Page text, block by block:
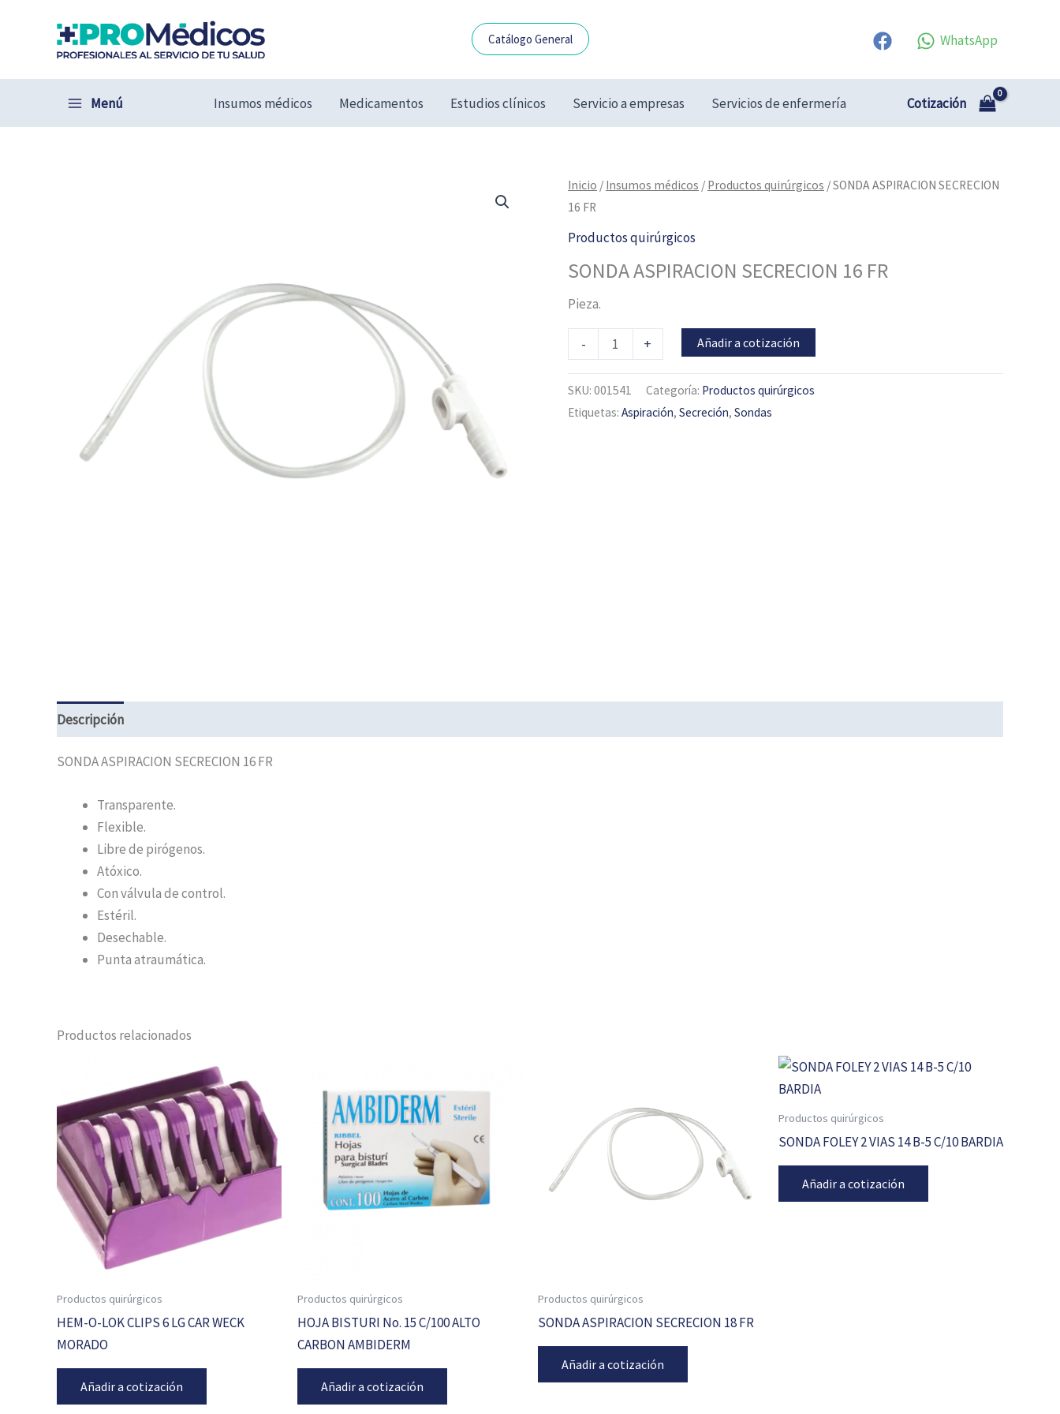
contenido
Catálogo General WhatsApp
Menú Insumos médicos Medicamentos Estudios clínicos Servicio a empresas Servicios de enfermería Cotización
Inicio / Insumos médicos / Productos quirúrgicos / SONDA ASPIRACION SECRECION
16 FR
Productos quirúrgicos
SONDA ASPIRACION SECRECION 16 FR
Pieza.
-
SONDA
ASPIRACION
SECRECION
FR
cantidad
+ Añadir a cotización
SKU: 001541 Categoría: Productos quirúrgicos
Etiquetas: Aspiración, Secreción, Sondas
Descripción
SONDA ASPIRACION SECRECION 16 FR
Transparente.
Flexible.
Libre de pirógenos.
Atóxico.
Con válvula de control.
Estéril.
Desechable.
Punta atraumática.
Productos relacionados
Productos quirúrgicos
HEM-O-LOK CLIPS 6 LG CAR WECK
MORADO
Añadir a cotización
Productos quirúrgicos
HOJA BISTURI No. 15 C/100 ALTO
CARBON AMBIDERM
Añadir a cotización
Productos quirúrgicos
SONDA ASPIRACION SECRECION 18 FR
Añadir a cotización
Productos quirúrgicos
SONDA FOLEY 2 VIAS 14 B-5 C/10 BARDIA
Añadir a cotización